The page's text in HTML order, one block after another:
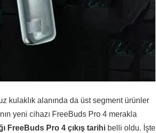
kulaklık alanında da üst segment ürünler
yeni cihazı FreeBuds Pro 4 merakla
FreeBuds Pro 4 çıkış tarihi belli oldu. İşte